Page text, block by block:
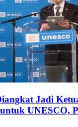
Jadi
UNESCO,